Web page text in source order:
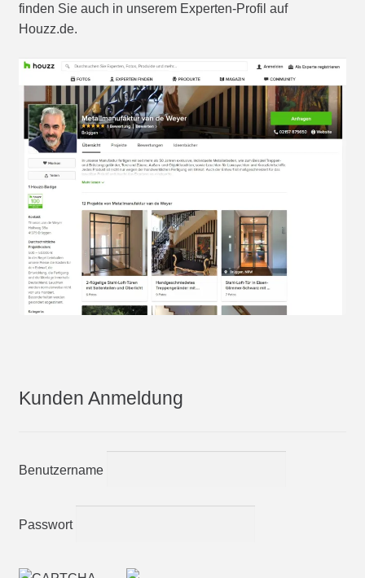
finden Sie auch in unserem Experten-Profil auf
Houzz.de.
Kunden Anmeldung
Benutzername
Passwort